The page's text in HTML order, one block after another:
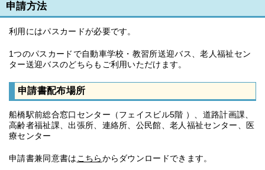
申請方法
利用にはパスカードが必要です。
1つのパスカードで自動車学校・教習所送迎バス、老人福祉セン
ター送迎バスのどちらもご利用いただけます。
申請書配布場所
船橋駅前総合窓口センター（フェイスビル5階 ）、道路計画課、
高齢者福祉課、出張所、連絡所、公民館、老人福祉センター、医
療センター
申請書兼同意書は こちらからダウンロードできます。